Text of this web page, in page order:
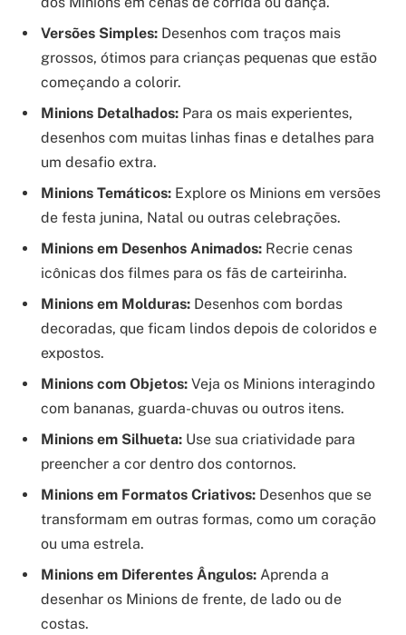
Versões Simples: Desenhos com traços mais
grossos, ótimos para crianças pequenas que estão
começando a colorir.
Minions Detalhados: Para os mais experientes,
desenhos com muitas linhas finas e detalhes para
um desafio extra.
Minions Temáticos: Explore os Minions em versões
de festa junina, Natal ou outras celebrações.
Minions em Desenhos Animados: Recrie cenas
icônicas dos filmes para os fãs de carteirinha.
Minions em Molduras: Desenhos com bordas
decoradas, que ficam lindos depois de coloridos e
expostos.
Minions com Objetos: Veja os Minions interagindo
com bananas, guarda-chuvas ou outros itens.
Minions em Silhueta: Use sua criatividade para
preencher a cor dentro dos contornos.
Minions em Formatos Criativos: Desenhos que se
transformam em outras formas, como um coração
ou uma estrela.
Minions em Diferentes Ângulos: Aprenda a
desenhar os Minions de frente, de lado ou de
costas.